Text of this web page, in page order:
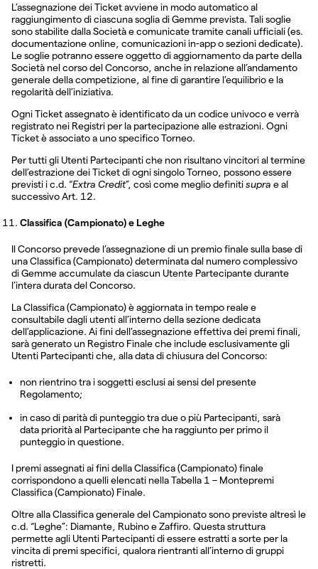
L’assegnazione dei Ticket avviene in modo automatico al
raggiungimento di ciascuna soglia di Gemme prevista. Tali soglie
sono stabilite dalla Società e comunicate tramite canali ufficiali (es.
documentazione online, comunicazioni in-app o sezioni dedicate).
Le soglie potranno essere oggetto di aggiornamento da parte della
Società nel corso del Concorso, anche in relazione all’andamento
generale della competizione, al fine di garantire l’equilibrio e la
regolarità dell’iniziativa.
Ogni Ticket assegnato è identificato da un codice univoco e verrà
registrato nei Registri per la partecipazione alle estrazioni. Ogni
Ticket è associato a uno specifico Torneo.
Per tutti gli Utenti Partecipanti che non risultano vincitori al termine
dell’estrazione dei Ticket di ogni singolo Torneo, possono essere
previsti i c.d. “Extra Credit”, così come meglio definitisupra e al
successivo Art. 12.
Classifica (Campionato) e Leghe
Il Concorso prevede l’assegnazione di un premio finale sulla base di
una Classifica (Campionato) determinata dal numero complessivo
di Gemme accumulate da ciascun Utente Partecipante durante
l’intera durata del Concorso.
La Classifica (Campionato) è aggiornata in tempo reale e
consultabile dagli utenti all’interno della sezione dedicata
dell’applicazione. Ai fini dell’assegnazione effettiva dei premi finali,
sarà generato un Registro Finale che include esclusivamente gli
Utenti Partecipanti che, alla data di chiusura del Concorso:
non rientrino tra i soggetti esclusi ai sensi del presente
Regolamento;
in caso di parità di punteggio tra due o più Partecipanti, sarà
data priorità al Partecipante che ha raggiunto per primo il
punteggio in questione.
I premi assegnati ai fini della Classifica (Campionato) finale
corrispondono a quelli elencati nella Tabella 1 – Montepremi
Classifica (Campionato) Finale.
Oltre alla Classifica generale del Campionato sono previste altresì le
c.d. “Leghe”: Diamante, Rubino e Zaffiro. Questa struttura
permette agli Utenti Partecipanti di essere estratti a sorte per la
vincita di premi specifici, qualora rientranti all’interno di gruppi
ristretti.